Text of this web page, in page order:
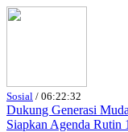
Sosial / 06:22:32
Dukung Generasi
Siapkan Agenda Rutin